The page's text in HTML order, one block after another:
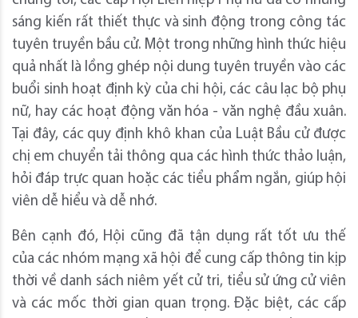
sáng kiến rất thiết thực và sinh động trong công tác
tuyên truyền bầu cử. Một trong những hình thức hiệu
quả nhất là lồng ghép nội dung tuyên truyền vào các
buổi sinh hoạt định kỳ của chi hội, các câu lạc bộ phụ
nữ, hay các hoạt động văn hóa - văn nghệ đầu xuân.
Tại đây, các quy định khô khan của Luật Bầu cử được
chị em chuyển tải thông qua các hình thức thảo luận,
hỏi đáp trực quan hoặc các tiểu phẩm ngắn, giúp hội
viên dễ hiểu và dễ nhớ.
Bên cạnh đó, Hội cũng đã tận dụng rất tốt ưu thế
của các nhóm mạng xã hội để cung cấp thông tin kịp
thời về danh sách niêm yết cử tri, tiểu sử ứng cử viên
và các mốc thời gian quan trọng. Đặc biệt, các cấp